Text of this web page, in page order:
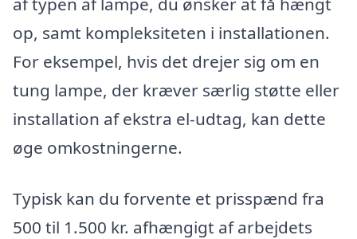
op, samt kompleksiteten i installationen.
For eksempel, hvis det drejer sig om en
tung lampe, der kræver særlig støtte eller
installation af ekstra el-udtag, kan dette
øge omkostningerne.
Typisk kan du forvente et prisspænd fra
500 til 1.500 kr. afhængigt af arbejdets